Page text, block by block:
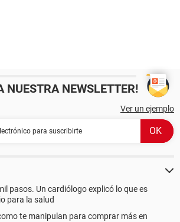
NUESTRA NEWSLETTER!
Ver un ejemplo
pasos. Un cardiólogo explicó lo que es
para la salud
te manipulan para comprar más en